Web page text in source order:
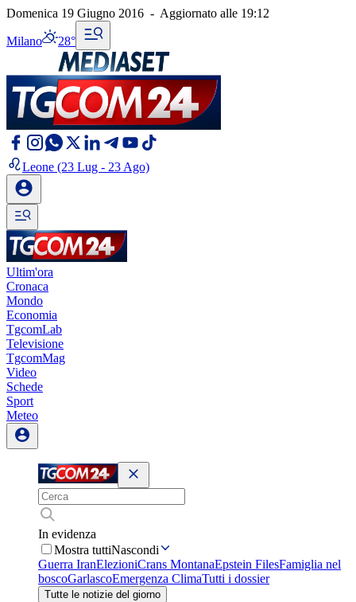
Domenica 19 Giugno 2016 - Aggiornato alle 19:12
Milano 28°
Leone (23 Lug - 23 Ago)
Ultim'ora
Cronaca
Mondo
Economia
TgcomLab
Televisione
TgcomMag
Video
Schede
Sport
Meteo
In evidenza
Mostra tuttiNascondi
Guerra IranElezioniCrans MontanaEpstein FilesFamiglia nel
boscoGarlascoEmergenza ClimaTutti i dossier
Tutte le notizie del giorno